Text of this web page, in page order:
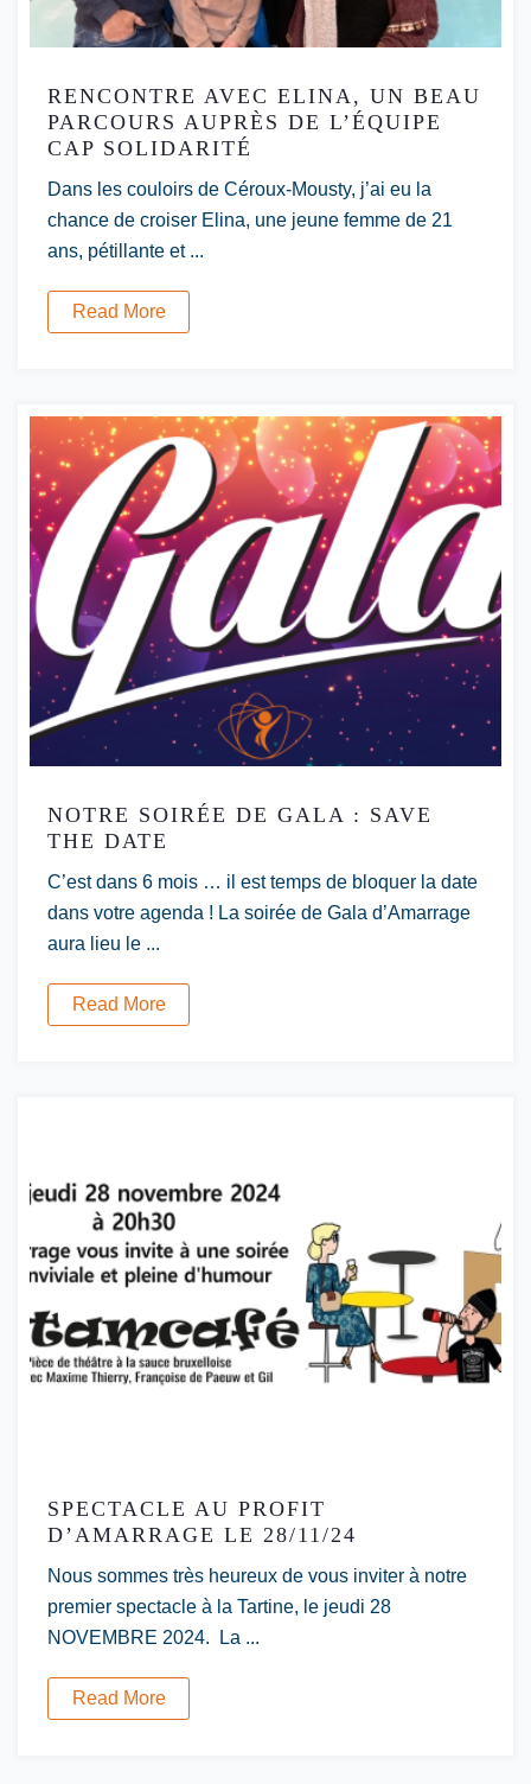
RENCONTRE AVEC ELINA, UN BEAU
PARCOURS AUPRÈS DE L’ÉQUIPE
CAP SOLIDARITÉ
Dans les couloirs de Céroux-Mousty, j’ai eu la
chance de croiser Elina, une jeune femme de 21
ans, pétillante et ...
Read More
NOTRE SOIRÉE DE GALA : SAVE
THE DATE
C’est dans 6 mois … il est temps de bloquer la date
dans votre agenda ! La soirée de Gala d’Amarrage
aura lieu le ...
Read More
SPECTACLE AU PROFIT
D’AMARRAGE LE 28/11/24
Nous sommes très heureux de vous inviter à notre
premier spectacle à la Tartine, le jeudi 28
NOVEMBRE 2024. La ...
Read More